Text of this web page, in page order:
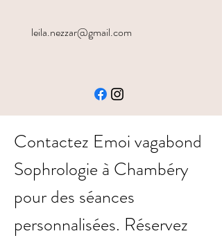
leila.nezzar@gmail.com
Contactez Emoi vagabond
Sophrologie à Chambéry
pour des séances
personnalisées. Réservez